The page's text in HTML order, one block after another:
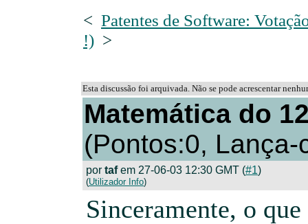
< Patentes de Software:
!) >
Esta discussão foi arquivada. Não se pode acrescentar
Matemática do
(Pontos:0, Lança-
por tafem 27-06-03 12:30 GMT (#1)
(Utilizador Info)
Sinceramente, o